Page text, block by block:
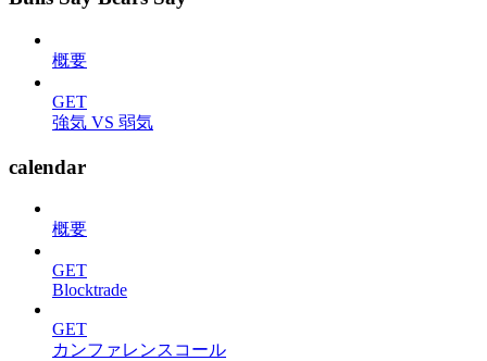
概要
GET
強気 VS 弱気
calendar
概要
GET
Blocktrade
GET
カンファレンスコール